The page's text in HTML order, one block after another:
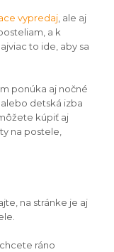
vypredaj , ale aj
a k
to ide, aby sa
ponúka aj nočné
detská izba
kúpiť aj
na postele,
na stránke je aj
ráno